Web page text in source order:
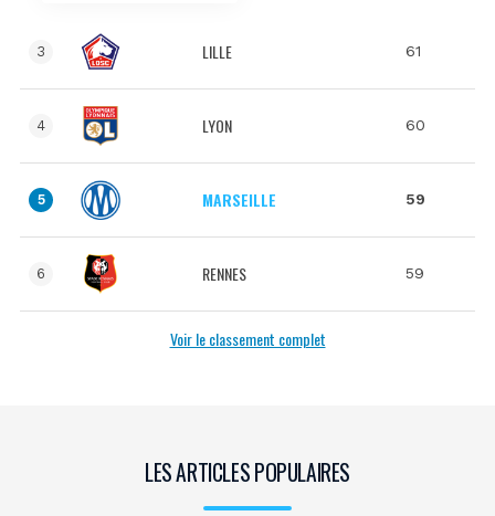
3 LILLE 61
4 LYON 60
5 MARSEILLE 59
6 RENNES 59
Voir le classement complet
LES ARTICLES POPULAIRES